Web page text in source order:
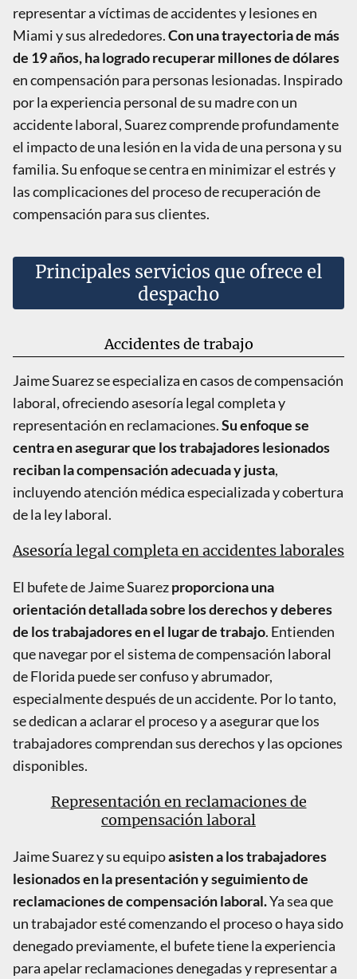
representar a víctimas de accidentes y lesiones en
Miami y sus alrededores.Con una trayectoria de más
de 19 años, ha logrado recuperar millones de dólares
en compensación para personas lesionadas. Inspirado
por la experiencia personal de su madre con un
accidente laboral, Suarez comprende profundamente
el impacto de una lesión en la vida de una persona y su
familia. Su enfoque se centra en minimizar el estrés y
las complicaciones del proceso de recuperación de
compensación para sus clientes.
Principales servicios que ofrece el
despacho
Accidentes de trabajo
Jaime Suarez se especializa en casos de compensación
laboral, ofreciendo asesoría legal completa y
representación en reclamaciones.Su enfoque se
centra en asegurar que los trabajadores lesionados
reciban la compensación adecuada y justa,
incluyendo atención médica especializada y cobertura
de la ley laboral.
Asesoría legal completa en accidentes laborales
El bufete de Jaime Suarezproporciona una
orientación detallada sobre los derechos y deberes
de los trabajadores en el lugar de trabajo. Entienden
que navegar por el sistema de compensación laboral
de Florida puede ser confuso y abrumador,
especialmente después de un accidente. Por lo tanto,
se dedican a aclarar el proceso y a asegurar que los
trabajadores comprendan sus derechos y las opciones
disponibles.
Representación en reclamaciones de
compensación laboral
Jaime Suarez y su equipoasisten a los trabajadores
lesionados en la presentación y seguimiento de
reclamaciones de compensación laboral.Ya sea que
un trabajador esté comenzando el proceso o haya sido
denegado previamente, el bufete tiene la experiencia
para apelar reclamaciones denegadas y representar a